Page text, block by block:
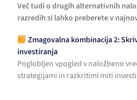
Več tudi o drugih alternativnih
razredih si lahko preberete v
Zmagovalna kombinacija 2:
investiranja
Poglobljen vpogled v naložbeno
strategijami in razkritimi miti